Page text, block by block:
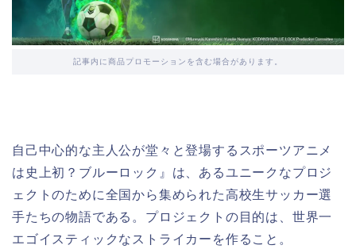
記事内に商品プロモーションを含む場合があります。
自己中心的な主人公が堂々と登場するスポーツアニメ
は史上初？ブルーロック』は、あるユニークなプロジ
ェクトのために全国から集められた高校生サッカー選
手たちの物語である。プロジェクトの目的は、世界一
エゴイスティックなストライカーを作ること。